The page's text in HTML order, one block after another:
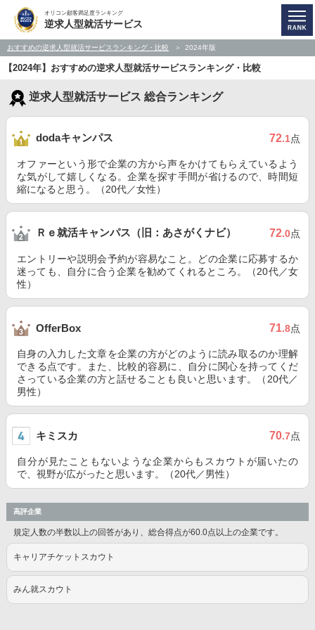
オリコン顧客満足度ランキング
逆求人型就活サービス
おすすめの逆求人型就活サービスランキング・比較 2024年版
【2024年】おすすめの逆求人型就活サービスランキング・比較
逆求人型就活サービス 総合ランキング
dodaキャンパス 72.1点
オファーという形で企業の方から声をかけてもらえているよう
な気がして嬉しくなる。企業を探す手間が省けるので、時間短
縮になると思う。（20代／女性）
Ｒｅ就活キャンパス（旧：あさがくナビ） 72.0点
エントリーや説明会予約が容易なこと。どの企業に応募するか
迷っても、自分に合う企業を勧めてくれるところ。（20代／女
性）
OfferBox 71.8点
自身の入力した文章を企業の方がどのように読み取るのか理解
できる点です。また、比較的容易に、自分に関心を持ってくだ
さっている企業の方と話せることも良いと思います。（20代／
男性）
キミスカ 70.7点
自分が見たこともないような企業からもスカウトが届いたの
で、視野が広がったと思います。（20代／男性）
高評企業
規定人数の半数以上の回答があり、総合得点が60.0点以上の企業です。
キャリアチケットスカウト
みん就スカウト